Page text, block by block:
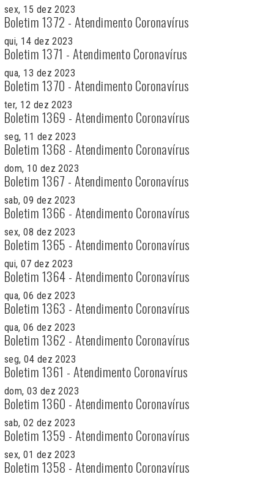
sex, 15 dez 2023
Boletim 1372 - Atendimento Coronavírus
qui, 14 dez 2023
Boletim 1371 - Atendimento Coronavírus
qua, 13 dez 2023
Boletim 1370 - Atendimento Coronavírus
ter, 12 dez 2023
Boletim 1369 - Atendimento Coronavírus
seg, 11 dez 2023
Boletim 1368 - Atendimento Coronavírus
dom, 10 dez 2023
Boletim 1367 - Atendimento Coronavírus
sab, 09 dez 2023
Boletim 1366 - Atendimento Coronavírus
sex, 08 dez 2023
Boletim 1365 - Atendimento Coronavírus
qui, 07 dez 2023
Boletim 1364 - Atendimento Coronavírus
qua, 06 dez 2023
Boletim 1363 - Atendimento Coronavírus
qua, 06 dez 2023
Boletim 1362 - Atendimento Coronavírus
seg, 04 dez 2023
Boletim 1361 - Atendimento Coronavírus
dom, 03 dez 2023
Boletim 1360 - Atendimento Coronavírus
sab, 02 dez 2023
Boletim 1359 - Atendimento Coronavírus
sex, 01 dez 2023
Boletim 1358 - Atendimento Coronavírus